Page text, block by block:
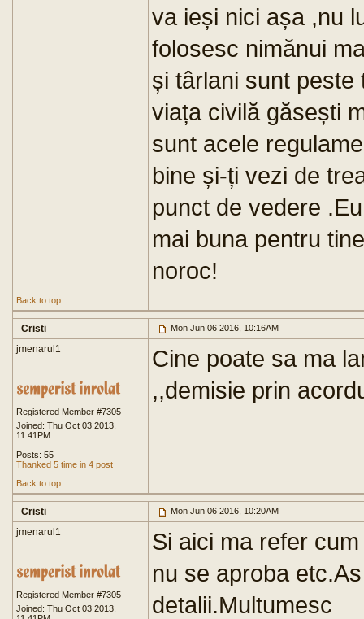
va ieși nici așa ,nu
folosesc nimănui
și târlani sunt
viața civilă găsești
sunt acele
bine și-ți vezi de
punct de vedere
mai buna pentru
noroc!
Back to top
Cristi Mon Jun 06 2016, 10:16AM
jmenarul1
Registered Member #7305
Joined: Thu Oct 03 2013,
11:41PM
Posts: 55
Thanked 5 time in 4 post
Cine poate sa ma
,,demisie prin
Back to top
Cristi Mon Jun 06 2016, 10:20AM
jmenarul1
Registered Member #7305
Joined: Thu Oct 03 2013,
Si aici ma refer
nu se aproba
detalii.Multumesc